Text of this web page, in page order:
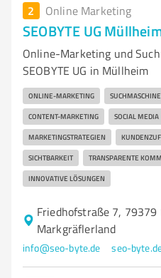
2 Online Marketing
SEOBYTE UG
Online-Marketing und
SEOBYTE UG in Müllheim
ONLINE-MARKETING
CONTENT-MARKETING SOCIAL MEDIA
MARKETINGSTRATEGIEN
SICHTBARKEIT TRANSPARENTE
INNOVATIVE LÖSUNGEN
Friedhofstraße 7,
Markgräflerland
info@seo-byte.de seo-